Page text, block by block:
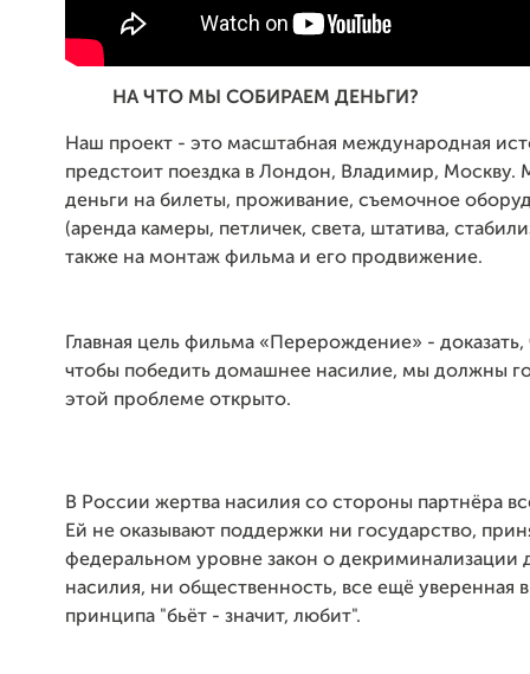
НА ЧТО МЫ СОБИРАЕМ ДЕНЬГИ?
Наш проект - это масштабная международная
предстоит поездка в Лондон, Владимир,
деньги на билеты, проживание, съемочное
(аренда камеры, петличек, света, штатива,
также на монтаж фильма и его продвижение.
Главная цель фильма «Перерождение» - доказать,
чтобы победить домашнее насилие, мы должны
этой проблеме открыто.
В России жертва насилия со стороны партнёра
Ей не оказывают поддержки ни государство,
федеральном уровне закон о декриминализации
насилия, ни общественность, все ещё уверенная
принципа "бьёт - значит, любит".